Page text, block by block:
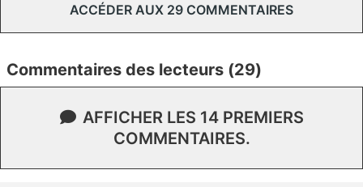
ACCÉDER AUX 29 COMMENTAIRES
Commentaires des lecteurs (29)
AFFICHER LES 14 PREMIERS
COMMENTAIRES.